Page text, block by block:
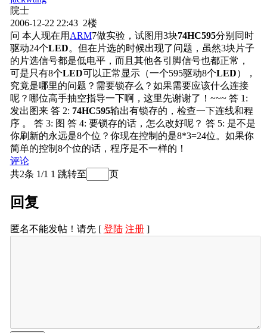
院士
2006-12-22 22:43 2楼
问 本人现在用 ARM7做实验，试图用3块74HC595分别同时
驱动24个LED。但在片选的时候出现了问题，虽然3块片子
的片选信号都是低电平，而且其他各引脚信号也都正常，
可是只有8个LED可以正常显示（一个595驱动8个LED），
究竟是哪里的问题？需要锁存么？如果需要应该什么连接
呢？哪位高手抽空指导一下啊，这里先谢谢了！~~~ 答 1 :
发出图来 答 2: 74HC595输出有锁存的，检查一下连线和程
序 。 答 3: 图 答 4: 要锁存的话，怎么改好呢？ 答 5: 是不是
你刷新的永远是8个位？你现在控制的是8*3=24位。如果你
简单的控制8个位的话，程序是不一样的！
评论
共2条 1/1 1 跳转至 页
回复
匿名不能发帖！请先 [ 登陆 注册]